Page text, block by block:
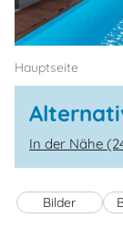
Hauptseite
In der Nähe
Bilder